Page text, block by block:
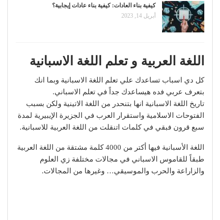
كيفية بناء العادات: كيفية بناء عادات إيجابية؟
أبريل 14, 2023
اللغة العربية و تعلم اللغة الاسبانية
كل دي اسباب تساعدك علي تعلم اللغة الاسبانية وبما انك
بتعرف عربي فده هيساعدك جداً في تعلم الاسباني.
تاريخ اللغة الاسبانية انها بتنحدر من اللغة الاتينية ولكن بسبب
الفتوحات الاسلامية واستقرار العرب في الجزيرة الإيبيرية لمدة
سبع قرون فبقي في كلمات اتنقلت من اللغة العربية للاسبانية.
اللغة الأسبانية فيها أكتر من 4000 كلمة مشتقة من اللغة العربية
طبقاً للقاموس الاسباني في مجالات مختلفة زي العلوم
والزاراعة والحرب والموسيقي… وغيرها من المجالات.